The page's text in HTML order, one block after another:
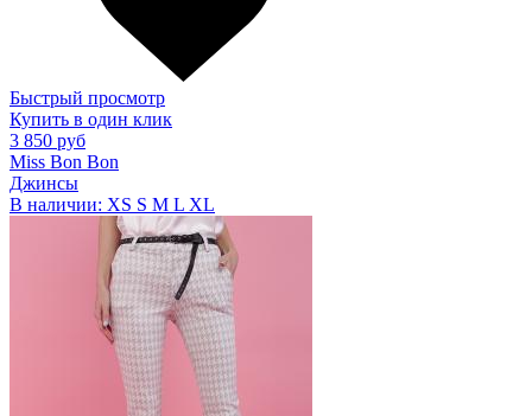
Быстрый просмотр
Купить в один клик
3 850 руб
Miss Bon Bon
Джинсы
В наличии: XS S M L XL